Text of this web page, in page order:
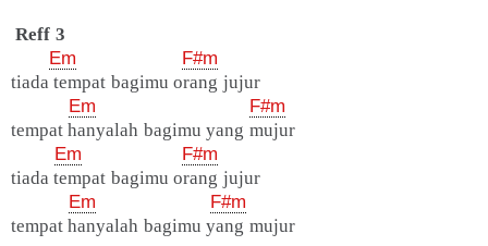
Reff 3
Em
F#m
tiada tempat bagimu orang jujur
Em
F#m
tempat hanyalah bagimu yang mujur
Em
F#m
tiada tempat bagimu orang jujur
Em
F#m
tempat hanyalah bagimu yang mujur